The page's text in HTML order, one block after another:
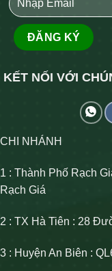
KẾT NỐI VỚI
CHI NHÁNH
1 : Thành Phố Rạch
Rạch Giá
2 : TX Hà Tiên : 28
3 : Huyện An Biên :